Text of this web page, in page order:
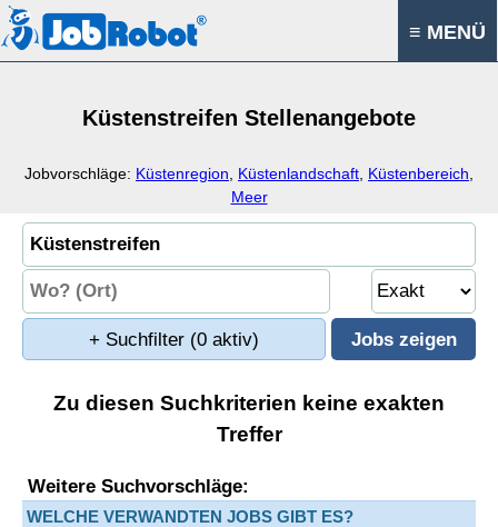
≡ MENÜ
Küstenstreifen Stellenangebote
Jobvorschläge: Küstenregion Küstenlandschaft Küstenbereich
Meer
+ Suchfilter (0 aktiv)
Zu diesen Suchkriterien keine exakten
Treffer
Weitere Suchvorschläge:
WELCHE VERWANDTEN JOBS GIBT ES?